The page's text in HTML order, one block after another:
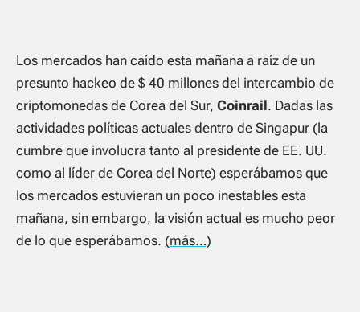
Los mercados han caído esta mañana a raíz de un
presunto hackeo de $ 40 millones del intercambio de
criptomonedas de Corea del Sur, Coinrail. Dadas las
actividades políticas actuales dentro de Singapur (la
cumbre que involucra tanto al presidente de EE. UU.
como al líder de Corea del Norte) esperábamos que
los mercados estuvieran un poco inestables esta
mañana, sin embargo, la visión actual es mucho peor
de lo que esperábamos. (más…)